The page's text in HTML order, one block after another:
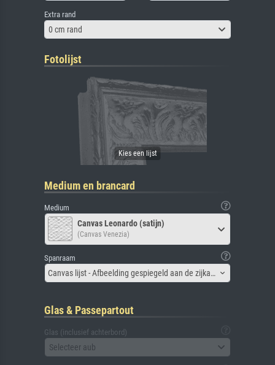
Extra rand
0 cm rand
Fotolijst
Medium en brancard
Medium
Canvas Leonardo (satijn)
(Canvas Venezia)
Spanraam
Canvas lijst - Afbeelding gespiegeld aan de zijkant
Glas & Passepartout
Glas (inclusief achterbord)
Selecteer aub